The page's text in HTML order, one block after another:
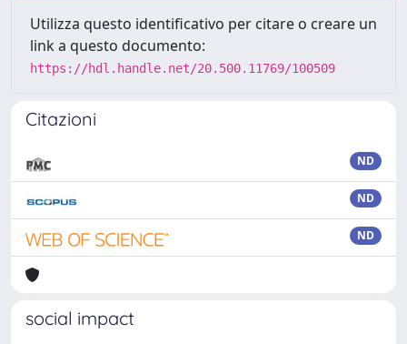
Utilizza questo identificativo per citare o creare un
link a questo documento:
https://hdl.handle.net/20.500.11769/100509
Citazioni
ND
ND
ND
social impact